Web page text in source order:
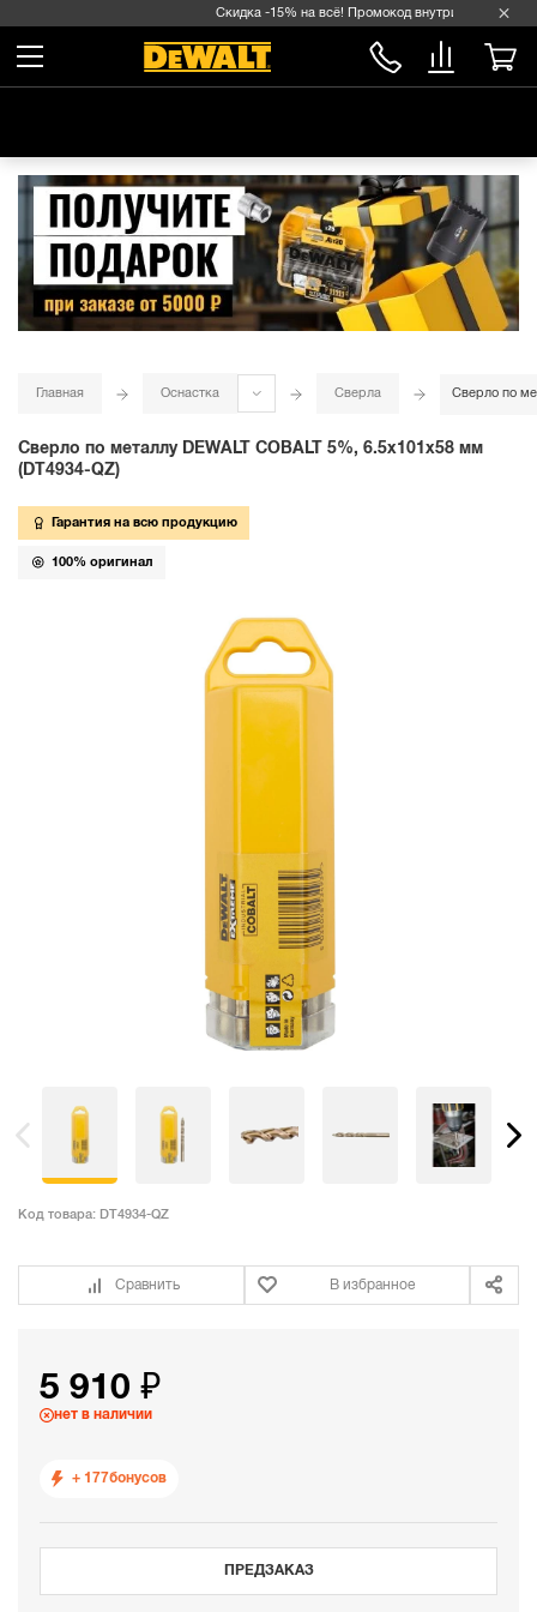
Скидка -15% на всё! Промокод внутри →
Главная Оснастка Сверла Сверло по
Сверло по металлу DEWALT COBALT 5%, 6.5x101x58 мм
(DT4934-QZ)
Гарантия на всю продукцию
100% оригинал
Код товара: DT4934-QZ
Сравнить В избранное
5 910 ₽
нет в наличии
+ 177бонусов
ПРЕДЗАКАЗ